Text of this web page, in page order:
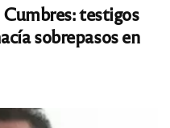
testigos
sobrepasos en